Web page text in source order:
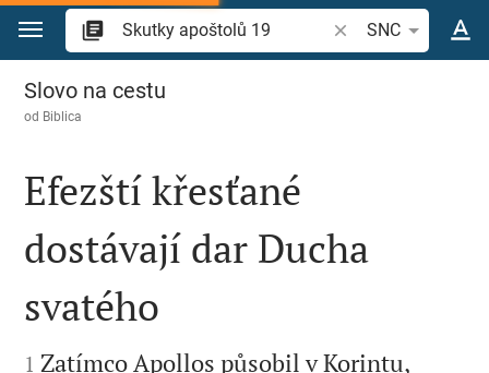
Přejít na obsah
Vyhledat biblický
SNC
Skutky apoštolů 19
Slovo na cestu
od Biblica

Efezští křesťané
dostávají dar Ducha
svatého

1 Zatímco Apollos působil v Korintu,